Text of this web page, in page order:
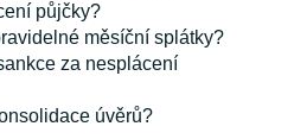
půjčky?
měsíční splátky?
za nesplácení
úvěrů?